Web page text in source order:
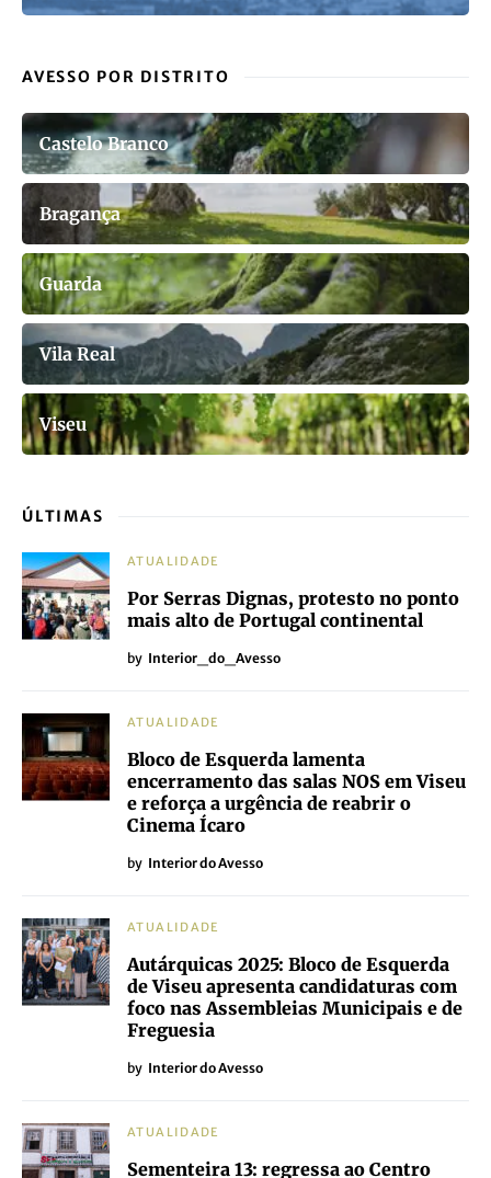
AVESSO POR DISTRITO
Castelo Branco
Bragança
Guarda
Vila Real
Viseu
ÚLTIMAS
ATUALIDADE
Por Serras Dignas, protesto no ponto
mais alto de Portugal continental
by Interior_do_Avesso
ATUALIDADE
Bloco de Esquerda lamenta
encerramento das salas NOS em Viseu
e reforça a urgência de reabrir o
Cinema Ícaro
by Interior do Avesso
ATUALIDADE
Autárquicas 2025: Bloco de Esquerda
de Viseu apresenta candidaturas com
foco nas Assembleias Municipais e de
Freguesia
by Interior do Avesso
ATUALIDADE
Sementeira 13: regressa ao Centro